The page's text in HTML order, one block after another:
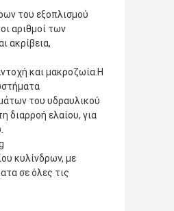
του εξοπλισμού
αριθμοί των
ακρίβεια,
και μακροζωία.Η
του υδραυλικού
διαρροή ελαίου, για
κυλίνδρων, με
σε όλες τις